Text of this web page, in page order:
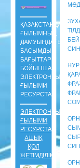
ҚАЗАҚСТАНДАҒЫ
ҒЫЛЫМНЫҢ
ДАМУЫНДАҒЫ
БАСЫМДЫ
БАҒЫТТАРЫ
БОЙЫНША
ЭЛЕКТРОНДЫ
ҒЫЛЫМИ
РЕСУРСТАР
ЭЛЕКТРОНДЫ
ҒЫЛЫМИ
РЕСУРСТАР
АШЫҚ
ҚОЛ
ЖЕТІМДІЛІКТЕ